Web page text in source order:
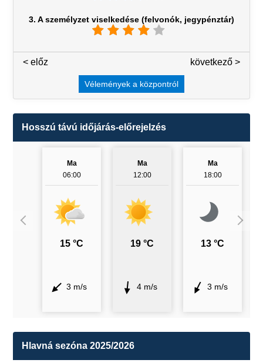
3. A személyzet viselkedése (felvonók, jegypénztár)
következő >
< előz
Vélemények a központról
Hosszú távú időjárás-előrejelzés
Ma
06:00
15 °C
3 m/s
Ma
12:00
19 °C
4 m/s
Ma
18:00
13 °C
3 m/s
Hlavná sezóna 2025/2026